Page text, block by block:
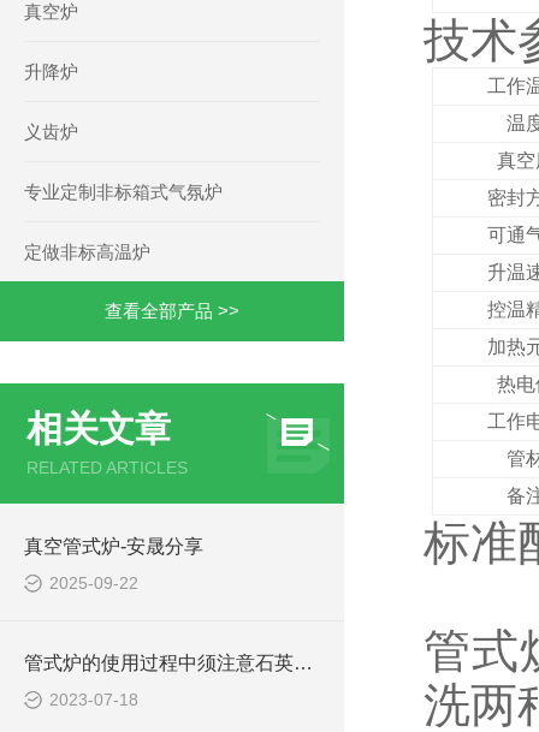
真空炉
升降炉
义齿炉
专业定制非标箱式气氛炉
定做非标高温炉
查看全部产品 >>
相关文章
RELATED ARTICLES
真空管式炉-安晟分享
2025-09-22
管式炉的使用过程中须注意石英管的使用和维护
2023-07-18
技术
工作
温
真空
密封
可通
升温
控温
加热
热电
工作
管
备
标准
管式
洗两